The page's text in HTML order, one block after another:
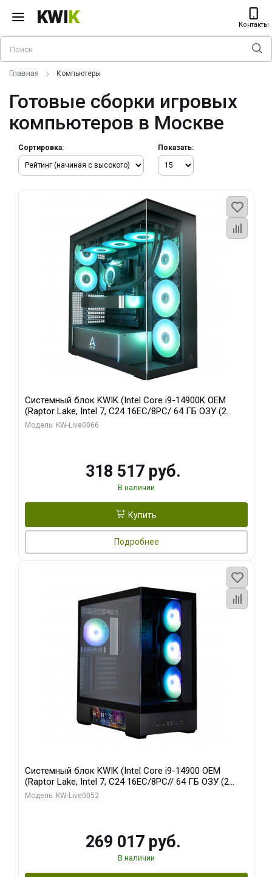
KWIK Контакты
Главная Компьютеры
Готовые сборки игровых
компьютеров в Москве
Сортировка: Показать:
Системный блок KWIK (Intel Core i9-14900K OEM
(Raptor Lake, Intel 7, C24 16EC/8PC/ 64 ГБ ОЗУ (2
модуля)/ Gigabyte RTX5080 XTREME WATERFORCE
Модель: KW-Live0066
318 517 руб.
В наличии
Купить
Подробнее
Системный блок KWIK (Intel Core i9-14900 OEM
(Raptor Lake, Intel 7, C24 16EC/8PC// 64 ГБ ОЗУ (2
модуля)/ Palit RTX5080 GAMINGPRO OC 16GB GDDR7
Модель: KW-Live0052
269 017 руб.
В наличии